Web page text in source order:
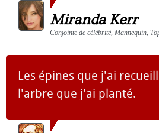
Miranda Kerr
Conjointe de célébrité, Mannequin,
Les épines que j'ai
l'arbre que j'ai planté.